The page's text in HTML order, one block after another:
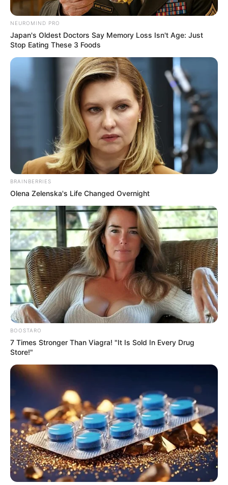
Posted
in
Friss hírek
Megszólalt az Európai
Ügyészség vezetője: Orbán
Viktor ellen is vádat tudunk
emelni
bySzerző • May 4, 2026
NEUROMIND PRO
Japan's Oldest Doctors Say Memory Loss Isn't Age: Just
Stop Eating These 3 Foods
BRAINBERRIES
Olena Zelenska's Life Changed Overnight
BOOSTARO
7 Times Stronger Than Viagra! "It Is Sold In Every Drug
Store!"